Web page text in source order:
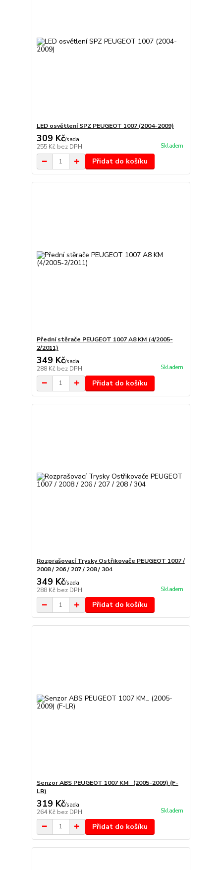
LED osvětlení SPZ PEUGEOT 1007 (2004-2009)
309 Kč/sada
255 Kč bez DPH Skladem
Přidat do košíku
Přední stěrače PEUGEOT 1007 A8 KM (4/2005-
2/2011)
349 Kč/sada
288 Kč bez DPH Skladem
Přidat do košíku
Rozprašovací Trysky Ostřikovače PEUGEOT 1007 /
2008 / 206 / 207 / 208 / 304
349 Kč/sada
288 Kč bez DPH Skladem
Přidat do košíku
Senzor ABS PEUGEOT 1007 KM_ (2005-2009) (F-
LR)
319 Kč/sada
264 Kč bez DPH Skladem
Přidat do košíku